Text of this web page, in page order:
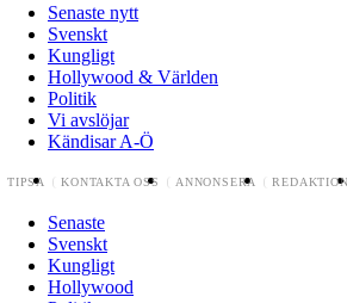
Senaste nytt
Svenskt
Kungligt
Hollywood & Världen
Politik
Vi avslöjar
Kändisar A-Ö
TIPSA KONTAKTA OSS ANNONSERA REDAKTION
Senaste
Svenskt
Kungligt
Hollywood